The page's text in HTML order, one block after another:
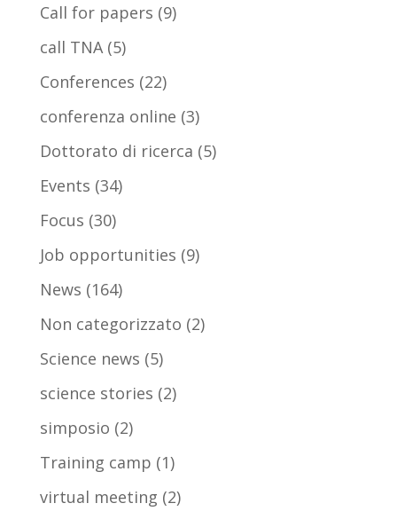
Call for papers (9)
call TNA(5)
Conferences (22)
conferenza online (3)
Dottorato di ricerca (5)
Events (34)
Focus (30)
Job opportunities (9)
News (164)
Non categorizzato (2)
Science news (5)
science stories (2)
simposio (2)
Training camp (1)
virtual meeting (2)